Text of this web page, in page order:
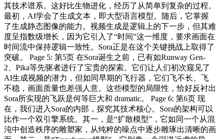
其技术谱系。这好比生物进化，经历了从简单到复杂的过程。
最初，AI学会了生成文本，即大型语言模型。随后，它掌握
了生成静态图像的能力。视频生成是逻辑上的下一步，但其难
度呈指数级增长，因为它引入了“时间”这一维度，要求画面在
时间流中保持逻辑一致性。Sora正是在这个关键挑战上取得了
突破。 Page 5: 第5页 在Sora诞生之前，已有如Runway Gen-
2、Pika等先驱者进行了宝贵的探索。它们让人们初次窥见了
AI生成视频的潜力，但如同早期的飞行器，它们飞不长、飞
不稳，画面质量也差强人意。这些模型的局限性，恰好反衬出
Sora所实现的飞跃是何等巨大和 dramatic。 Page 6: 第6页 现
在，我们进入Sora的内部，探究其技术核心。Sora的架构可以
比作一个双引擎系统。其一，是“扩散模型”，它如同一个从混
沌中创造秩序的雕塑家，从纯粹的噪点中逐步雕琢出清晰的画